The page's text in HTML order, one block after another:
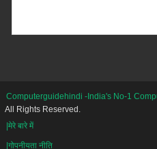
Computerguidehindi -India's No-1
All Rights Reserved.
|मेरे बारे में
|गोपनीयता नीति